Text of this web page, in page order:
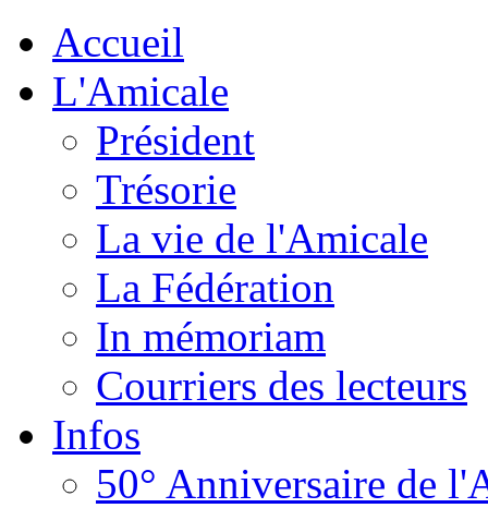
Accueil
L'Amicale
Président
Trésorie
La vie de l'Amicale
La Fédération
In mémoriam
Courriers des lecteurs
Infos
50° Anniversaire de